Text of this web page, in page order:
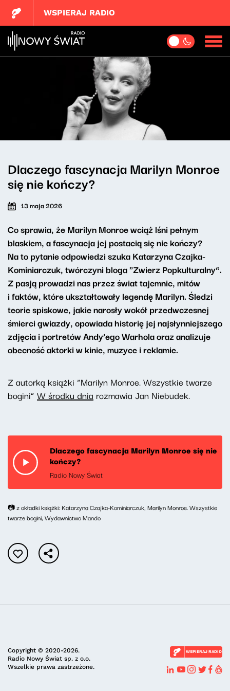
WSPIERAJ RADIO
Dlaczego fascynacja Marilyn Monroe
się nie kończy?
13 maja 2026
Co sprawia, że Marilyn Monroe wciąż lśni pełnym
blaskiem, a fascynacja jej postacią się nie kończy?
Na to pytanie odpowiedzi szuka Katarzyna Czajka-
Kominiarczuk, twórczyni bloga "Zwierz Popkulturalny”.
Z pasją prowadzi nas przez świat tajemnic, mitów
i faktów, które ukształtowały legendę Marilyn. Śledzi
teorie spiskowe, jakie narosły wokół przedwczesnej
śmierci gwiazdy, opowiada historię jej najsłynniejszego
zdjęcia i portretów Andy’ego Warhola oraz analizuje
obecność aktorki w kinie, muzyce i reklamie.
Z autorką książki “Marilyn Monroe. Wszystkie twarze
bogini” W środku dnia rozmawia Jan Niebudek.
Dlaczego fascynacja Marilyn Monroe się nie
kończy?
Radio Nowy Świat
📷 z okładki książki: Katarzyna Czajka-Kominiarczuk, Marilyn Monroe. Wszystkie
twarze bogini, Wydawnictwo Mando
Copyright © 2020-2026.
Radio Nowy Świat sp. z o.o.
Wszelkie prawa zastrzeżone.
WSPIERAJ RADIO